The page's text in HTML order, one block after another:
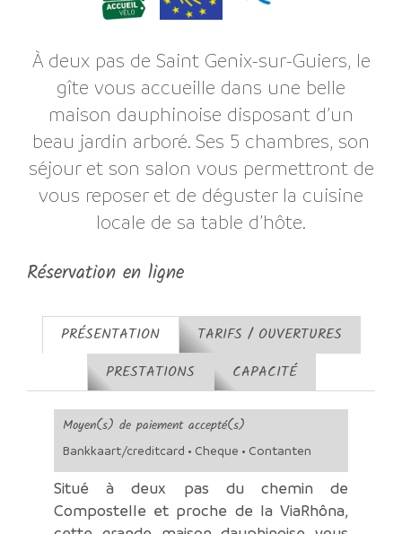
À deux pas de Saint Genix-sur-Guiers, le
gîte vous accueille dans une belle
maison dauphinoise disposant d’un
beau jardin arboré. Ses 5 chambres, son
séjour et son salon vous permettront de
vous reposer et de déguster la cuisine
locale de sa table d’hôte.
Réservation en ligne
PRÉSENTATION
TARIFS / OUVERTURES
PRESTATIONS
CAPACITÉ
Moyen(s) de paiement accepté(s)
Bankkaart/creditcard • Cheque • Contanten
Situé à deux pas du chemin de
Compostelle et proche de la ViaRhôna,